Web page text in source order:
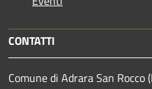
CONTATTI
Comune di Adrara San Rocco